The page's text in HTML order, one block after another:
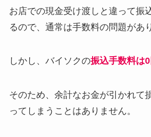
お店での現金受け渡しと違って振
るので、通常は手数料の問題があ
しかし、バイソクの振込手数料は0
そのため、余計なお金が引かれて
ってしまうことはありません。